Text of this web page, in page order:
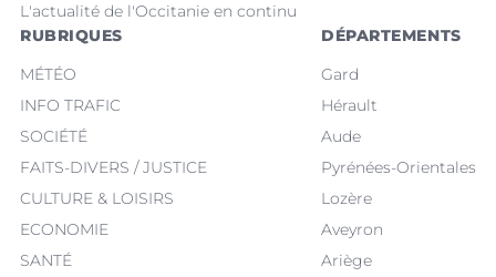
L'actualité de l'Occitanie en continu
RUBRIQUES
MÉTÉO
INFO TRAFIC
SOCIÉTÉ
FAITS-DIVERS / JUSTICE
CULTURE & LOISIRS
ECONOMIE
SANTÉ
DÉPARTEMENTS
Gard
Hérault
Aude
Pyrénées-Orientales
Lozère
Aveyron
Ariège